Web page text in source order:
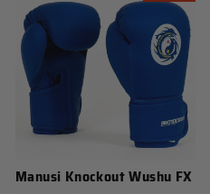
Manusi Knockout Wushu FX